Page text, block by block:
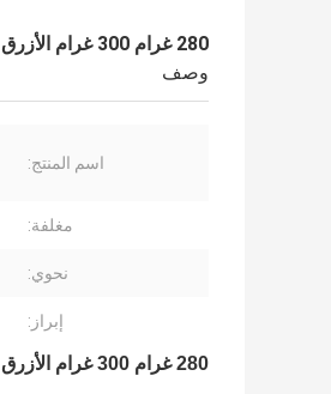
280 غرام 300 غرام الأزرق القلب القياسية الورقية ورق البوكر ورق GC2 الورق المقوى
وصف
اسم المنتج:
مغلفة:
نحوي:
إبراز:
280 غرام 300 غرام الأزرق القلب القياسية الورقية ورق البوكر ورق GC2 الورق المقوى